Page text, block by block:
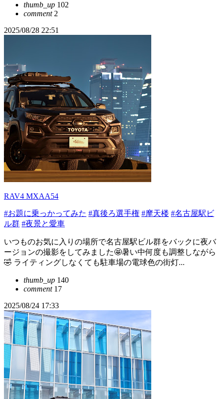
thumb_up 102
comment2
2025/08/28 22:51
RAV4 MXAA54
#お題に乗っかってみた #真後ろ選手権 #摩天楼 #名古屋駅ビ
ル群 #夜景と愛車
いつものお気に入りの場所で名古屋駅ビル群をバックに夜バ
ージョンの撮影をしてみました🤩暑い中何度も調整しながら
🤣 ライティングしなくても駐車場の電球色の街灯...
thumb_up 140
comment17
2025/08/24 17:33